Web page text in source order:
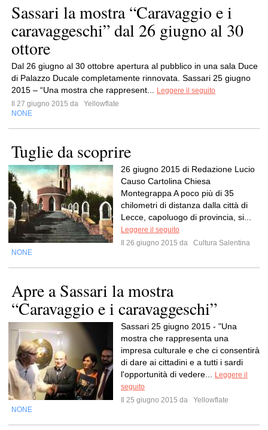
Sassari la mostra “Caravaggio e i
caravaggeschi” dal 26 giugno al 30
ottore
Dal 26 giugno al 30 ottobre apertura al pubblico in una sala Duce
di Palazzo Ducale completamente rinnovata. Sassari 25 giugno
2015 – “Una mostra che rappresent...
Leggere il seguito
Il 27 giugno 2015 da
Yellowflate
NONE
Tuglie da scoprire
26 giugno 2015 di Redazione Lucio
Causo Cartolina Chiesa
Montegrappa A poco più di 35
chilometri di distanza dalla città di
Lecce, capoluogo di provincia, si...
Leggere il seguito
Il 26 giugno 2015 da
Cultura Salentina
NONE
Apre a Sassari la mostra
“Caravaggio e i caravaggeschi”
Sassari 25 giugno 2015 - "Una
mostra che rappresenta una
impresa culturale e che ci consentirà
di dare ai cittadini e a tutti i sardi
l'opportunità di vedere...
Leggere il
seguito
Il 25 giugno 2015 da
Yellowflate
NONE